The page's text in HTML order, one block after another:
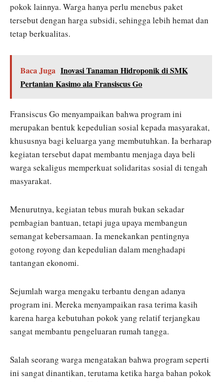
pokok lainnya. Warga hanya perlu menebus paket
tersebut dengan harga subsidi, sehingga lebih hemat dan
tetap berkualitas.
Baca Juga Inovasi Tanaman Hidroponik di SMK
Pertanian Kasimo ala Fransiscus Go
Fransiscus Go menyampaikan bahwa program ini
merupakan bentuk kepedulian sosial kepada masyarakat,
khususnya bagi keluarga yang membutuhkan. Ia berharap
kegiatan tersebut dapat membantu menjaga daya beli
warga sekaligus memperkuat solidaritas sosial di tengah
masyarakat.
Menurutnya, kegiatan tebus murah bukan sekadar
pembagian bantuan, tetapi juga upaya membangun
semangat kebersamaan. Ia menekankan pentingnya
gotong royong dan kepedulian dalam menghadapi
tantangan ekonomi.
Sejumlah warga mengaku terbantu dengan adanya
program ini. Mereka menyampaikan rasa terima kasih
karena harga kebutuhan pokok yang relatif terjangkau
sangat membantu pengeluaran rumah tangga.
Salah seorang warga mengatakan bahwa program seperti
ini sangat dinantikan, terutama ketika harga bahan pokok